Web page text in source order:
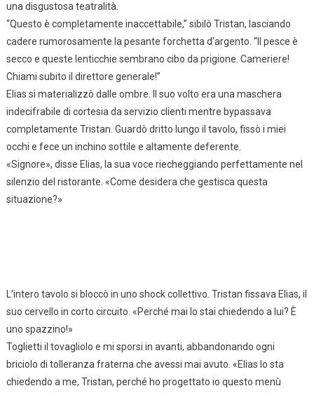
una disgustosa teatralità.
“Questo è completamente inaccettabile,” sibilò Tristan, lasciando
cadere rumorosamente la pesante forchetta d’argento. “Il pesce è
secco e queste lenticchie sembrano cibo da prigione. Cameriere!
Chiami subito il direttore generale!”
Elias si materializzò dalle ombre. Il suo volto era una maschera
indecifrabile di cortesia da servizio clienti mentre bypassava
completamente Tristan. Guardò dritto lungo il tavolo, fissò i miei
occhi e fece un inchino sottile e altamente deferente.
«Signore», disse Elias, la sua voce riecheggiando perfettamente nel
silenzio del ristorante. «Come desidera che gestisca questa
situazione?»
L’intero tavolo si bloccò in uno shock collettivo. Tristan fissava Elias, il
suo cervello in corto circuito. «Perché mai lo stai chiedendo a lui? È
uno spazzino!»
Toglietti il tovagliolo e mi sporsi in avanti, abbandonando ogni
briciolo di tolleranza fraterna che avessi mai avuto. «Elias lo sta
chiedendo a me, Tristan, perché ho progettato io questo menù